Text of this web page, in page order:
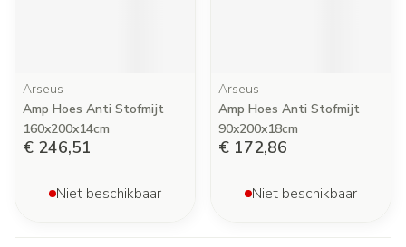
Arseus
Amp Hoes Anti Stofmijt
160x200x14cm
€ 246,51
Niet beschikbaar
Arseus
Amp Hoes Anti Stofmijt
90x200x18cm
€ 172,86
Niet beschikbaar